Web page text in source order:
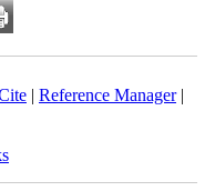
|Reference Manager